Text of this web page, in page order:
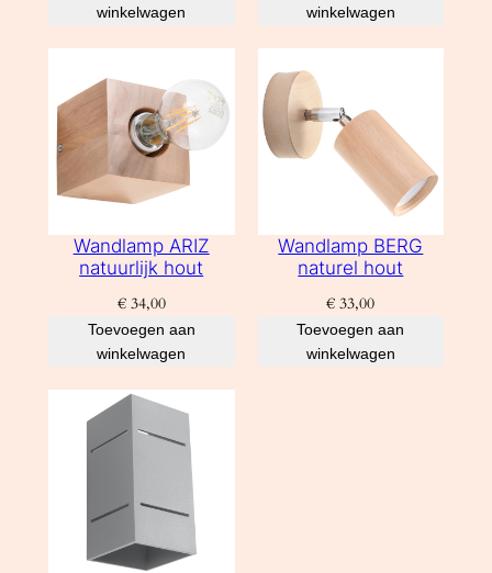
winkelwagen
winkelwagen
Wandlamp ARIZ
natuurlijk hout
€34,00
Toevoegen aan
winkelwagen
Wandlamp BERG
naturel hout
€ 33,00
Toevoegen aan
winkelwagen